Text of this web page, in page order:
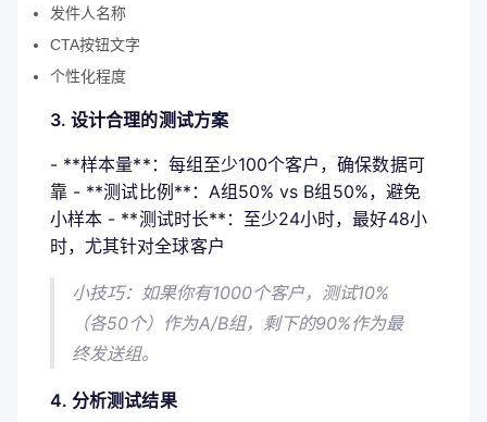
发件人名称
CTA按钮文字
个性化程度
3. 设计合理的测试方案
- **样本量**：每组至少100个客户，确保数据可
靠 - **测试比例**：A组50% vs B组50%，避免
小样本 - **测试时长**：至少24小时，最好48小
时，尤其针对全球客户
小技巧：如果你有1000个客户，测试10%
（各50个）作为A/B组，剩下的90%作为最
终发送组。
4. 分析测试结果